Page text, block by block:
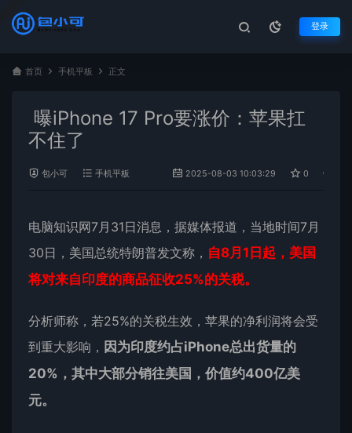
登录
首页 手机平板 正文
曝iPhone 17 Pro要涨价：苹果扛
不住了
包小可 手机平板 2025-08-03 10:03:29 0
电脑知识网7月31日消息，据媒体报道，当地时间7月
30日，美国总统特朗普发文称， 自8月1日起，美国
将对来自印度的商品征收25%的关税。
分析师称，若25%的关税生效， 苹果的净利润将会受
到重大影响， 因为印度约占iPhone总出货量的
20%，其中大部分销往美国，价值约400亿美
元。